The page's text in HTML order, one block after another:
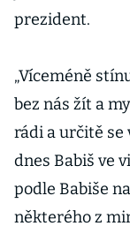
prezident.
„Víceméně
bez nás žít a
rádi a určitě se
dnes Babiš ve
podle Babiše
některého z